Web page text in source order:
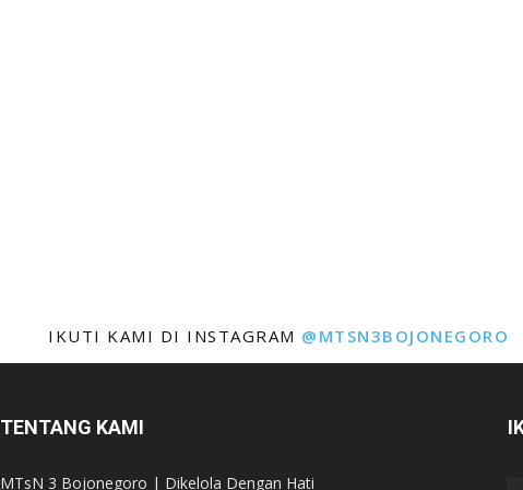
IKUTI KAMI DI INSTAGRAM @MTSN3BOJONEGORO
TENTANG KAMI
MTsN 3 Bojonegoro | Dikelola Dengan Hati